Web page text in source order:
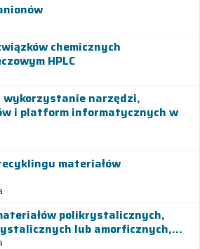
chemicznych
HPLC
wykorzystanie narzędzi,
i platform informatycznych w
materiałów
polikrystalicznych,
lub amorficznych,...